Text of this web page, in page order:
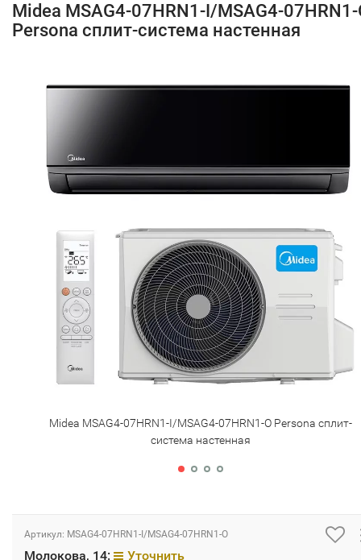
Midea MSAG4-07HRN1-I/MSAG4-07HRN1-
Persona сплит-система настенная
Midea MSAG4-07HRN1-I/MSAG4-07HRN1-O Persona сплит-
система настенная
Артикул: MSAG4-07HRN1-I/MSAG4-07HRN1-O
Молокова, 14:
Уточнить